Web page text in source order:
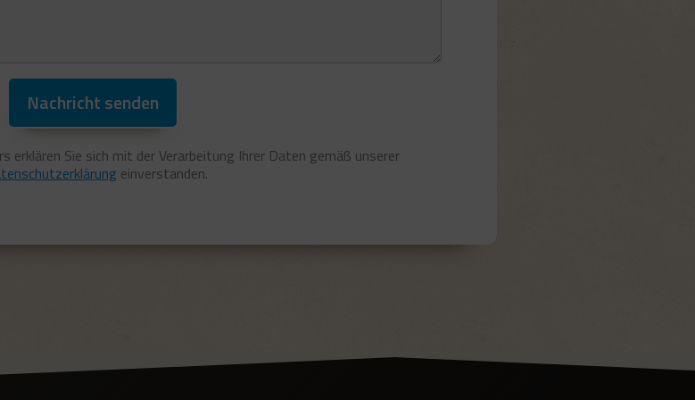
Nachricht senden
erklären Sie sich mit der Verarbeitung Ihrer Daten gemäß unserer
einverstanden.